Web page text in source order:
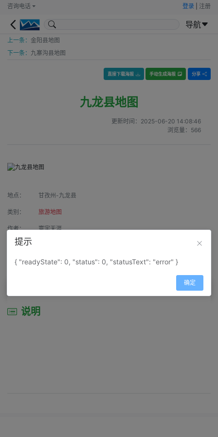
咨询电话 登录 注册
导航
上一条： 金阳县地图
下一条： 九寨沟县地图
直接下载海报 手动生成海报 分享
九龙县地图
更新时间： 2025-06-20 14:08:46
浏览量： 566
地点： 甘孜州-九龙县
类别： 旅游地图
作者： 寰宇天涯
来源：
属性： 地图属性： 地图类型-综合性地图
说明
提示
{ "readyState": 0, "status": 0, "statusText": "error" }
确定